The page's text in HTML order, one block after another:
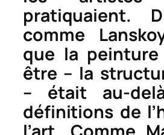
pratiquaient.
comme
que la
être – la
– était au-
définitions de